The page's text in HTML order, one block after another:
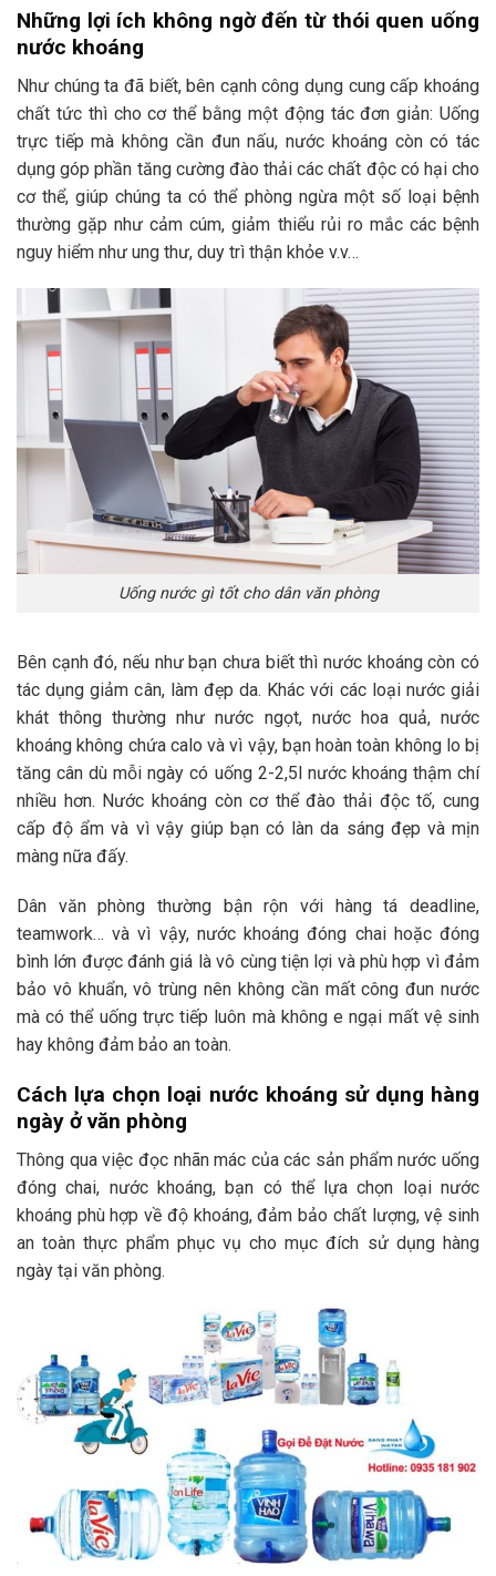
Những lợi ích không ngờ đến từ thói quen uống
nước khoáng
Như chúng ta đã biết, bên cạnh công dụng cung cấp khoáng
chất tức thì cho cơ thể bằng một động tác đơn giản: Uống
trực tiếp mà không cần đun nấu, nước khoáng còn có tác
dụng góp phần tăng cường đào thải các chất độc có hại cho
cơ thể, giúp chúng ta có thể phòng ngừa một số loại bệnh
thường gặp như cảm cúm, giảm thiểu rủi ro mắc các bệnh
nguy hiểm như ung thư, duy trì thận khỏe v.v…
Uống nước gì tốt cho dân văn phòng
Bên cạnh đó, nếu như bạn chưa biết thì nước khoáng còn có
tác dụng giảm cân, làm đẹp da. Khác với các loại nước giải
khát thông thường như nước ngọt, nước hoa quả, nước
khoáng không chứa calo và vì vậy, bạn hoàn toàn không lo bị
tăng cân dù mỗi ngày có uống 2-2,5l nước khoáng thậm chí
nhiều hơn. Nước khoáng còn cơ thể đào thải độc tố, cung
cấp độ ẩm và vì vậy giúp bạn có làn da sáng đẹp và mịn
màng nữa đấy.
Dân văn phòng thường bận rộn với hàng tá deadline,
teamwork… và vì vậy, nước khoáng đóng chai hoặc đóng
bình lớn được đánh giá là vô cùng tiện lợi và phù hợp vì đảm
bảo vô khuẩn, vô trùng nên không cần mất công đun nước
mà có thể uống trực tiếp luôn mà không e ngại mất vệ sinh
hay không đảm bảo an toàn.
Cách lựa chọn loại nước khoáng sử dụng hàng
ngày ở văn phòng
Thông qua việc đọc nhãn mác của các sản phẩm nước uống
đóng chai, nước khoáng, bạn có thể lựa chọn loại nước
khoáng phù hợp về độ khoáng, đảm bảo chất lượng, vệ sinh
an toàn thực phẩm phục vụ cho mục đích sử dụng hàng
ngày tại văn phòng.